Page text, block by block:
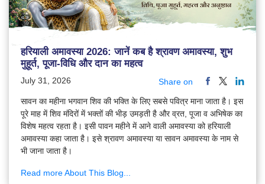
हरियाली अमावस्या 2026: जानें कब है श्रावण अमावस्या, शुभ
मुहूर्त, पूजा-विधि और दान का महत्व
July 31, 2026 Share on
सावन का महीना भगवान शिव की भक्ति के लिए सबसे पवित्र माना जाता है। इस
पूरे माह में शिव मंदिरों में भक्तों की भीड़ उमड़ती है और व्रत, पूजा व अभिषेक का
विशेष महत्व रहता है। इसी पावन महीने में आने वाली अमावस्या को हरियाली
अमावस्या कहा जाता है। इसे श्रावण अमावस्या या सावन अमावस्या के नाम से
भी जाना जाता है।
Read more About This Blog...